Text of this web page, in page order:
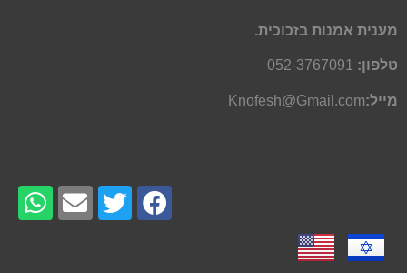
מענית אמנות בזכוכית.
טלפון: 052-3767091
מייל:Knofesh@Gmail.com